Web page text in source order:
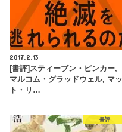
2017.2.13
[書評]スティーブン・ピンカー,
マルコム・グラッドウェル, マッ
ト・リ…
書評